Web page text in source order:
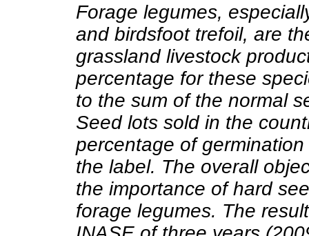
Forage legumes,
and birdsfoot trefoil, are
grassland livestock
percentage for these
to the sum of the normal
Seed lots sold in the
percentage of
the label. The overall
the importance of hard
forage legumes. The